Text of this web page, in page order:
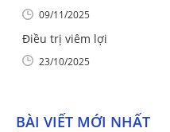
09/11/2025
Điều trị viêm lợi
23/10/2025
BÀI VIẾT MỚI NHẤT